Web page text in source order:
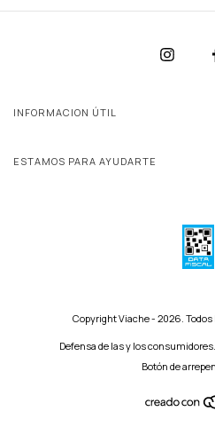
INFORMACION ÚTIL
ESTAMOS PARA AYUDARTE
Copyright Viache - 2026. Todos
Defensa de las y los
Botón de